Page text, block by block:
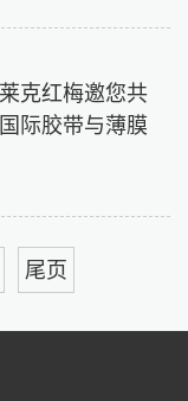
克红梅邀您共
际胶带与薄膜
尾页